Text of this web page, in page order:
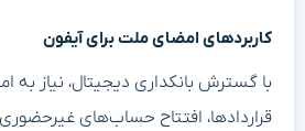
کاربردهای امضای ملت برای آیفون
با گسترش بانکداری دیجیتال، نیاز به
قراردادها، افتتاح حساب‌های